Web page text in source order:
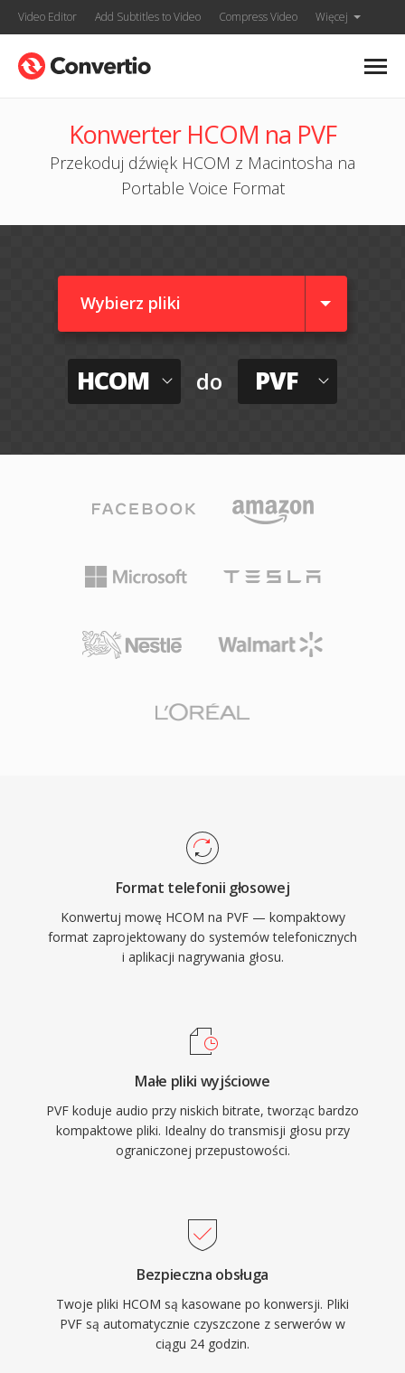
Video Editor Add Subtitles to Video Compress Video Więcej
Konwerter HCOM na PVF
Przekoduj dźwięk HCOM z Macintosha na
Portable Voice Format
Wybierz pliki
HCOM do PVF
Format telefonii głosowej
Konwertuj mowę HCOM na PVF — kompaktowy
format zaprojektowany do systemów telefonicznych
i aplikacji nagrywania głosu.
Małe pliki wyjściowe
PVF koduje audio przy niskich bitrate, tworząc bardzo
kompaktowe pliki. Idealny do transmisji głosu przy
ograniczonej przepustowości.
Bezpieczna obsługa
Twoje pliki HCOM są kasowane po konwersji. Pliki
PVF są automatycznie czyszczone z serwerów w
ciągu 24 godzin.